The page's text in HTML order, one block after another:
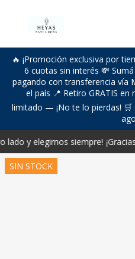
🔥 ¡Promoción exclusiva por
6 cuotas sin interés 💸
pagando con transferencia vía
el país 📍 Retiro GRATIS
limitado — ¡No te lo pierdas!
lado y elegirnos siempre!
SIN STOCK